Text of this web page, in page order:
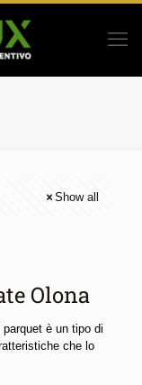
Show all
Olona
è un tipo di
che lo